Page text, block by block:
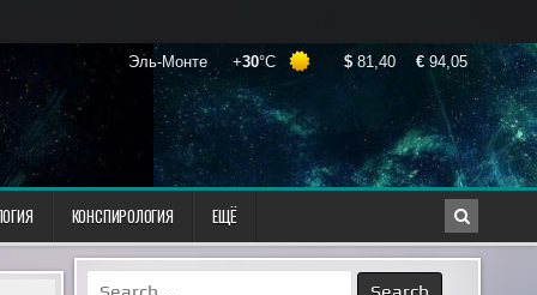
КОНСПИРОЛОГИЯ ЕЩЁ
Search